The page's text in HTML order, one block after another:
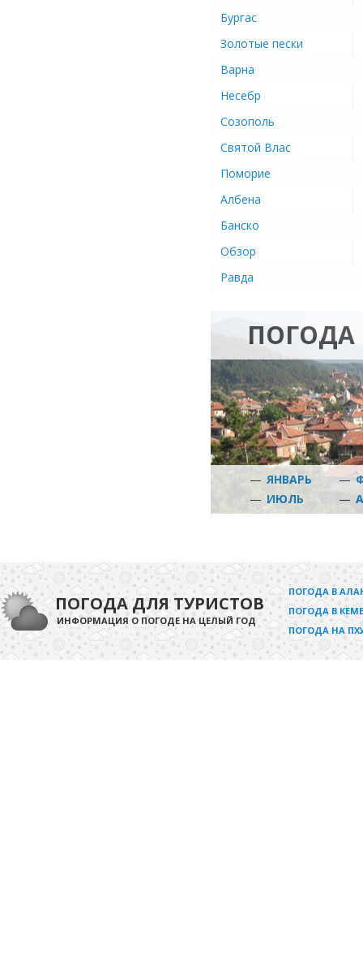
Бургас
Золотые пески
Варна
Несебр
Созополь
Святой Влас
Поморие
Албена
Банско
Обзор
Равда
ПОГОДА
— ЯНВАРЬ —
— ИЮЛЬ —
ПОГОДА ДЛЯ ТУРИСТОВ
ИНФОРМАЦИЯ О ПОГОДЕ НА ЦЕЛЫЙ ГОД
ПОГОДА В
ПОГОДА В
ПОГОДА НА